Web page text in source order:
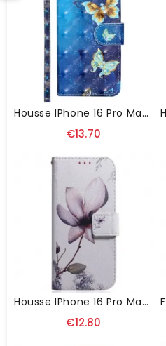
Housse IPhone 16 Pro Max Papillons Bleus Dorés À Lanière
€13.70
Housse IPhone 16 Pro Max Fleur Rose
€12.80